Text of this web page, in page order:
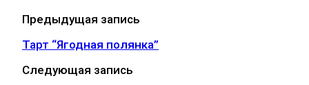
Предыдущая запись
Тарт “Ягодная полянка”
Следующая запись